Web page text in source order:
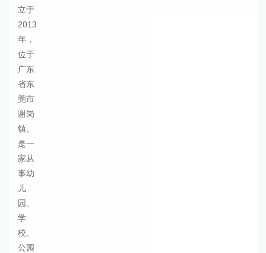
立于
2013
年，
位于
广东
省东
莞市
谢岗
镇。
是一
家从
事幼
儿
园、
学
校、
公园